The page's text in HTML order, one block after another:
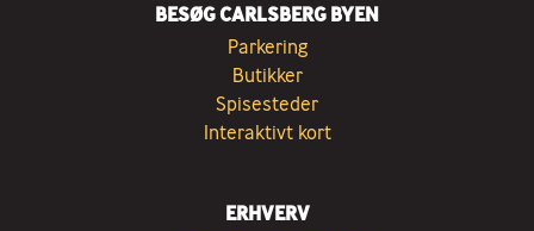
BESØG CARLSBERG BYEN
Parkering
Butikker
Spisesteder
Interaktivt kort
ERHVERV